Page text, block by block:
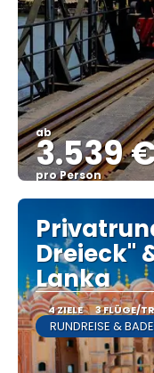
ab
3.539
pro Person
Dreieck"
Lanka
4 ZIELE 3 FLÜGE/
RUNDREISE &